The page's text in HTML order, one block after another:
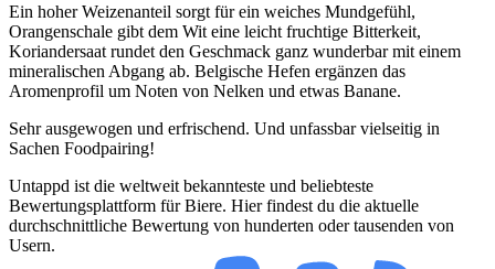
Ein hoher Weizenanteil sorgt für ein weiches Mundgefühl,
Orangenschale gibt dem Wit eine leicht fruchtige Bitterkeit,
Koriandersaat rundet den Geschmack ganz wunderbar mit einem
mineralischen Abgang ab. Belgische Hefen ergänzen das
Aromenprofil um Noten von Nelken und etwas Banane.
Sehr ausgewogen und erfrischend. Und unfassbar vielseitig in
Sachen Foodpairing!
Untappd ist die weltweit bekannteste und beliebteste
Bewertungsplattform für Biere. Hier findest du die aktuelle
durchschnittliche Bewertung von hunderten oder tausenden von
Usern.